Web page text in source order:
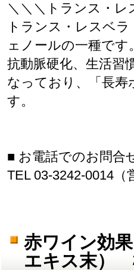
＼＼＼トランス・
トランス・レスベ
ェノールの一種で
抗動脈硬化、生活習
なっており、「長
す。
■ お電話でのお問合
TEL 03-3242-0014（
赤ワイン効
エキス末）